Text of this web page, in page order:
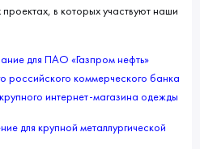
в которых участвуют наши
для ПАО «Газпром нефть»
российского коммерческого банка
интернет-магазина одежды
для крупной металлургической